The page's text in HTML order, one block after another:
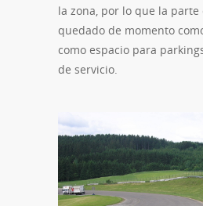
la zona, por lo que la parte
quedado de momento
como espacio para
de servicio.